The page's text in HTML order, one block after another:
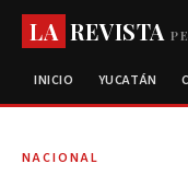
LA REVISTA
INICIO YUCATÁN
NACIONAL